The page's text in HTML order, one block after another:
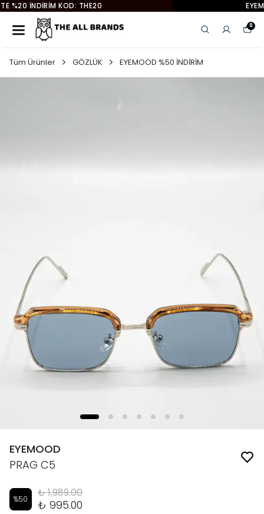
EYEMOOD 2. ÜRÜNE %50 İNDİRİM
0
Tüm Ürünler GÖZLÜK EYEMOOD %50 İNDİRİM
EYEMOOD
PRAG C5
%50 ₺ 1,989.00
₺ 995.00